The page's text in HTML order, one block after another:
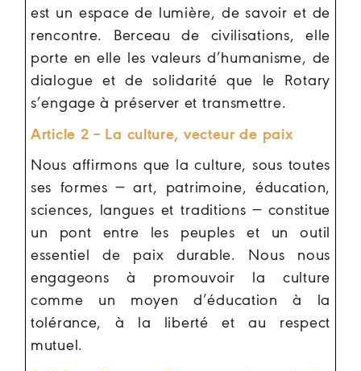
est un espace de lumière, de savoir et de
rencontre. Berceau de civilisations, elle
porte en elle les valeurs d’humanisme, de
dialogue et de solidarité que le Rotary
s’engage à préserver et transmettre.
Article 2 – La culture, vecteur de paix
Nous affirmons que la culture, sous toutes
ses formes — art, patrimoine, éducation,
sciences, langues et traditions — constitue
un pont entre les peuples et un outil
essentiel de paix durable. Nous nous
engageons à promouvoir la culture
comme un moyen d’éducation à la
tolérance, à la liberté et au respect
mutuel.